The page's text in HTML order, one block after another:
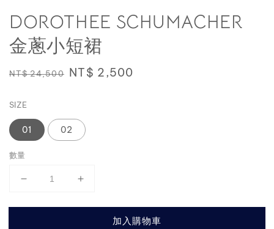
DOROTHEE SCHUMACHER
金蔥小短裙
Regular
NT$ 24,500 Sale
NT$ 2,500
SIZE
01 02
數量
加入購物車